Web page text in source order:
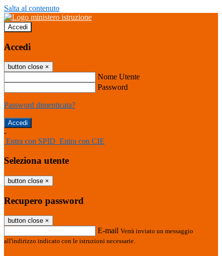
Salta al contenuto
Accedi
Accedi
button close ×
Nome Utente
Password
Password dimenticata?
-
Entra con SPID Entra con CIE
Seleziona utente
button close ×
Recupero password
button close ×
E-mail Verrà inviato un messaggio
all'indirizzo indicato con le istruzioni necessarie.